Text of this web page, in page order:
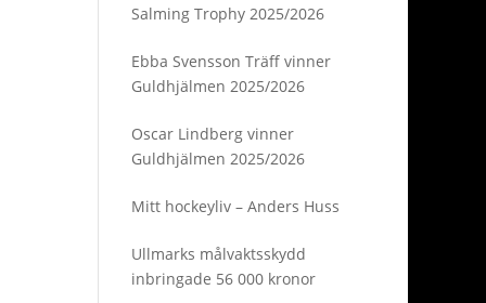
Salming Trophy 2025/2026
Ebba Svensson Träff vinner
Guldhjälmen 2025/2026
Oscar Lindberg vinner
Guldhjälmen 2025/2026
Mitt hockeyliv – Anders Huss
Ullmarks målvaktsskydd
inbringade 56 000 kronor